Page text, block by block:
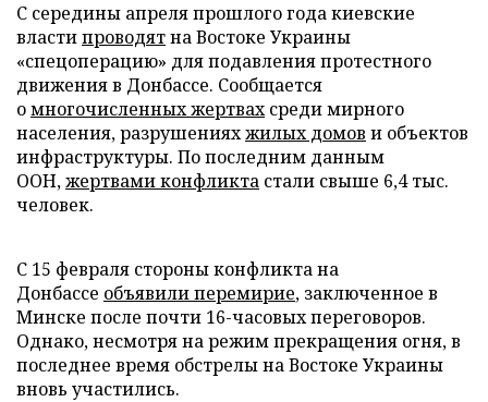
С середины апреля прошлого года киевские
властипроводятна Востоке Украины
«спецоперацию» для подавления протестного
движения в Донбассе. Сообщается
омногочисленных жертвахсреди мирного
населения, разрушенияхжилых домов и объектов
инфраструктуры. По последним данным
ООН,жертвами конфликта стали свыше 6,4 тыс.
человек.
С 15 февраля стороны конфликта на
Донбассе объявили перемирие, заключенное в
Минске после почти 16-часовых переговоров.
Однако, несмотря на режим прекращения огня, в
последнее время обстрелы на Востоке Украины
вновь участились.